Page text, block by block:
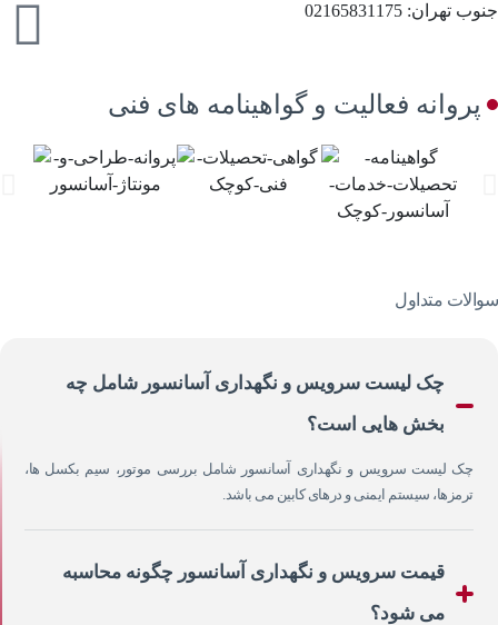
جنوب تهران: 02165831175
پروانه فعالیت و گواهینامه های فنی
سوالات متداول
چک لیست سرویس و نگهداری آسانسور شامل چه
بخش هایی است؟
چک لیست سرویس و نگهداری آسانسور شامل بررسی موتور، سیم بکسل ها،
ترمزها، سیستم ایمنی و درهای کابین می باشد.
قیمت سرویس و نگهداری آسانسور چگونه محاسبه
می شود؟